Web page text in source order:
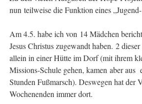
nun teilweise die Funktion eines
Am 4.5. habe ich von 14 Mädchen
Jesus Christus zugewandt haben. 2
allein in einer Hütte im Dorf (mit ihrem
Missions-Schule gehen, kamen aber
Stunden Fußmarsch). Deswegen hat
Wochenenden immer dort.